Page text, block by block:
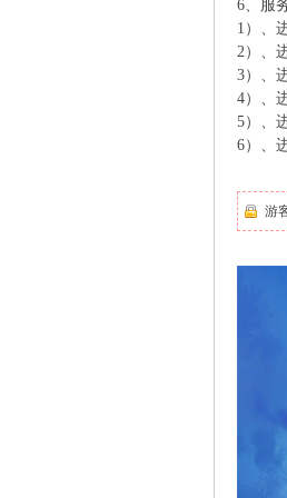
6、服
1）、
2）、
3）、
4）、
5）、
6）、
游